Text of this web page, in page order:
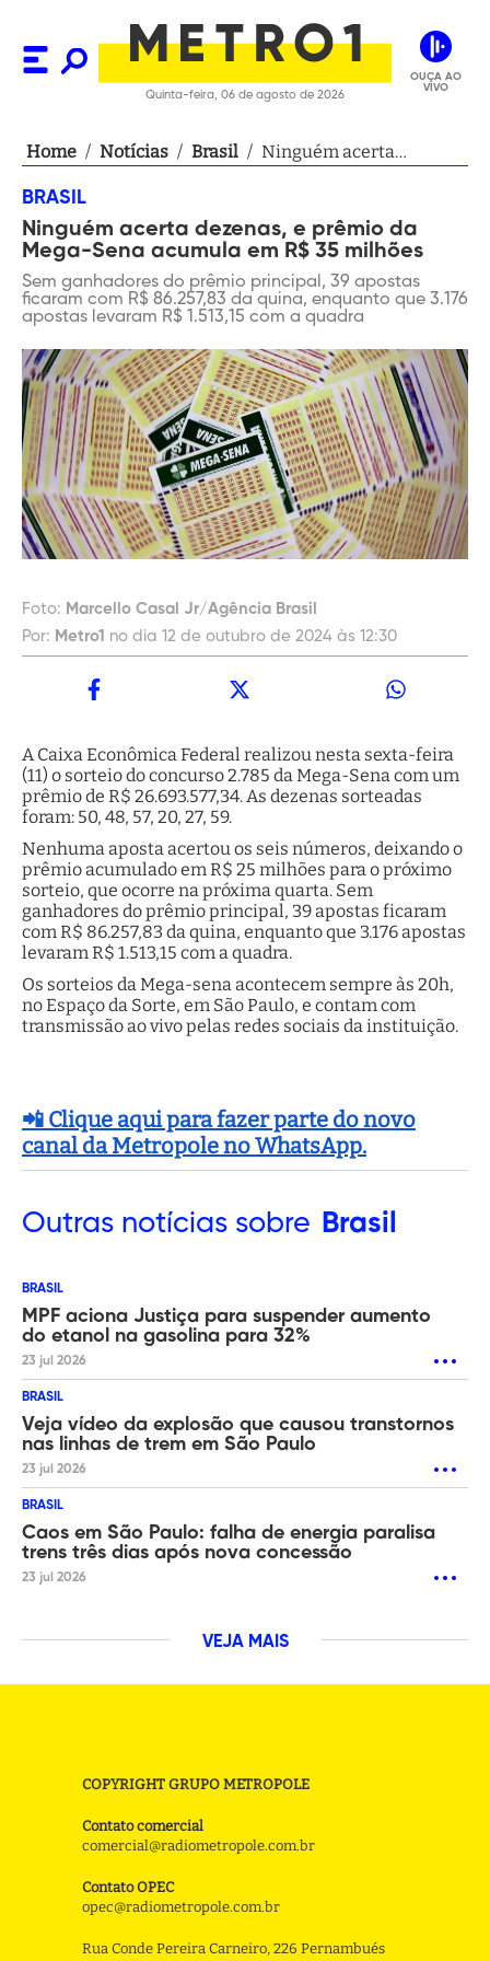
Quinta-feira, 06 de agosto de 2026
OUÇA AO
VIVO
Home / Notícias / Brasil / Ninguém acerta
R$ 35 milhões
BRASIL
Ninguém acerta dezenas, e prêmio da
Mega-Sena acumula em R$ 35 milhões
Sem ganhadores do prêmio principal, 39 apostas
ficaram com R$ 86.257,83 da quina, enquanto que 3.176
apostas levaram R$ 1.513,15 com a quadra
Foto: Marcello Casal Jr/Agência Brasil
Por: Metro1 no dia 12 de outubro de 2024 às 12:30
A Caixa Econômica Federal realizou nesta sexta-feira
(11) o sorteio do concurso 2.785 da Mega-Sena com um
prêmio de R$ 26.693.577,34. As dezenas sorteadas
foram: 50, 48, 57, 20, 27, 59.
Nenhuma aposta acertou os seis números, deixando o
prêmio acumulado em R$ 25 milhões para o próximo
sorteio, que ocorre na próxima quarta. Sem
ganhadores do prêmio principal, 39 apostas ficaram
com R$ 86.257,83 da quina, enquanto que 3.176 apostas
levaram R$ 1.513,15 com a quadra.
Os sorteios da Mega-sena acontecem sempre às 20h,
no Espaço da Sorte, em São Paulo, e contam com
transmissão ao vivo pelas redes sociais da instituição.
📲 Clique aqui para fazer parte do novo
canal da Metropole no WhatsApp.
Outras notícias sobre Brasil
BRASIL
MPF aciona Justiça para suspender aumento
do etanol na gasolina para 32%
23 jul 2026
BRASIL
Veja vídeo da explosão que causou transtornos
nas linhas de trem em São Paulo
23 jul 2026
BRASIL
Caos em São Paulo: falha de energia paralisa
trens três dias após nova concessão
23 jul 2026
VEJA MAIS
COPYRIGHT GRUPO METROPOLE
Contato comercial
comercial@radiometropole.com.br
Contato OPEC
opec@radiometropole.com.br
Rua Conde Pereira Carneiro, 226 Pernambués